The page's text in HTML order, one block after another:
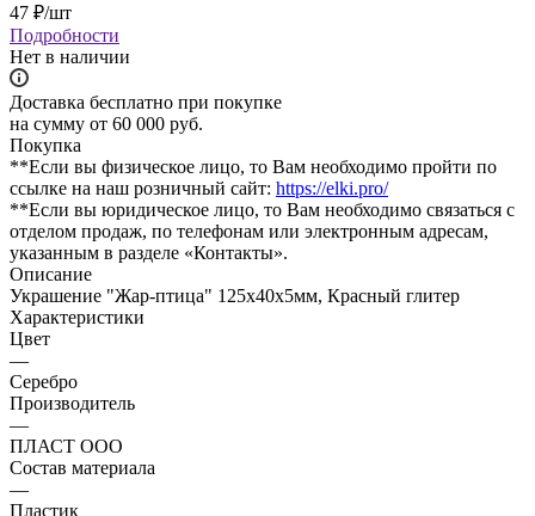
47 ₽/шт
Подробности
Нет в наличии
Доставка бесплатно при покупке
на сумму от 60 000 руб.
Покупка
**Если вы физическое лицо, то Вам необходимо пройти по
ссылке на наш розничный сайт: https://elki.pro/
**Если вы юридическое лицо, то Вам необходимо связаться с
отделом продаж, по телефонам или электронным адресам,
указанным в разделе «Контакты».
Описание
Украшение "Жар-птица" 125х40х5мм, Красный глитер
Характеристики
Цвет
—
Серебро
Производитель
—
ПЛАСТ ООО
Состав материала
—
Пластик